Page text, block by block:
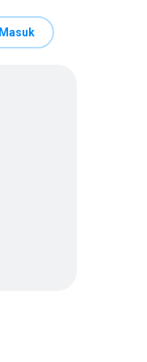
Masuk